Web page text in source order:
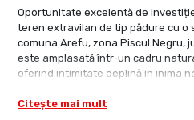
Oportunitate excelentă de
teren extravilan de tip pădure cu o
comuna Arefu, zona Piscul Negru,
este amplasată într-un cadru
oferind intimitate deplină în inima
are destinație comercială și este
Citește mai mult